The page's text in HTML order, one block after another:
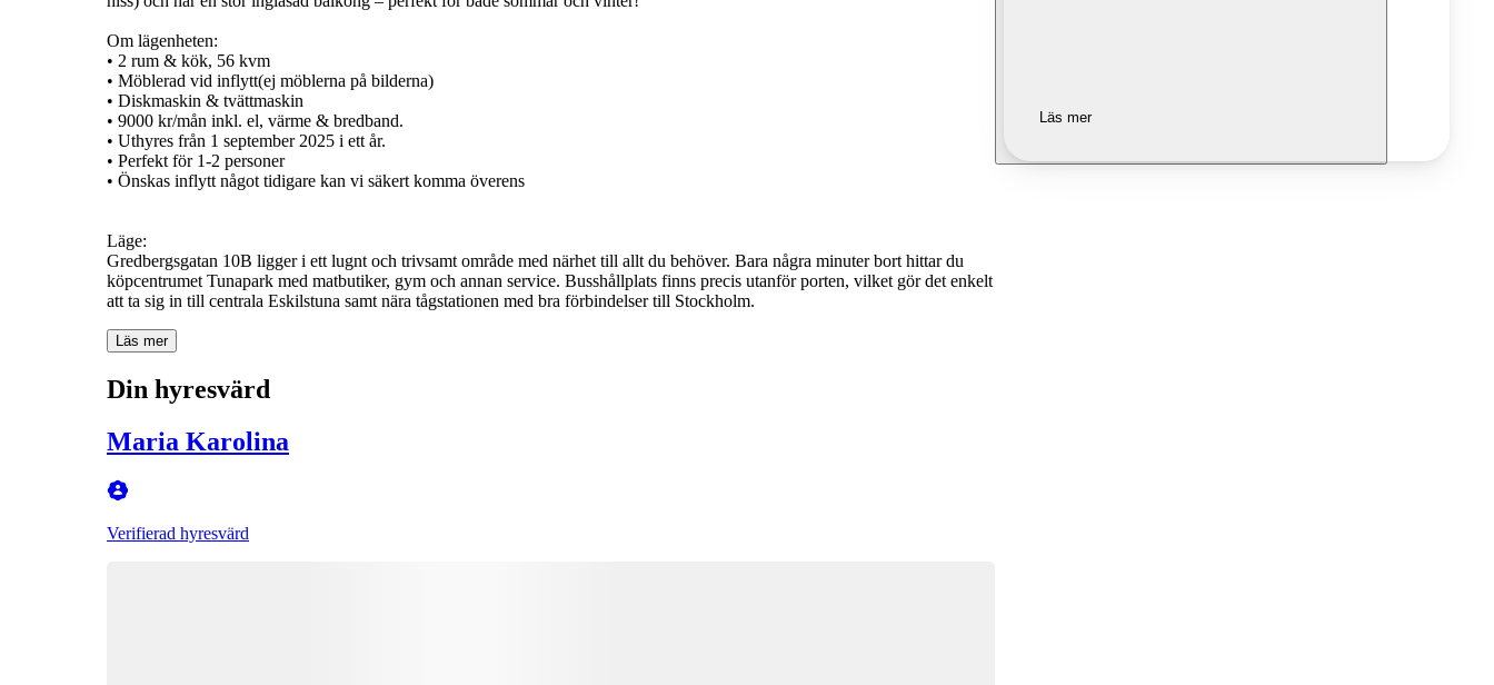
Om lägenheten:
• 2 rum & kök, 56 kvm
• Möblerad vid inflytt(ej möblerna på bilderna)
• Diskmaskin & tvättmaskin
• 9000 kr/mån inkl. el, värme & bredband.
• Uthyres från 1 september 2025 i ett år.
• Perfekt för 1-2 personer
• Önskas inflytt något tidigare kan vi säkert komma överens
Läge:
Gredbergsgatan 10B ligger i ett lugnt och trivsamt område med närhet till allt du behöver. Bara några minuter bort hittar du
köpcentrumet Tunapark med matbutiker, gym och annan service. Busshållplats finns precis utanför porten, vilket gör det enkelt
Läs mer
Din hyresvärd
Maria Karolina
Verifierad hyresvärd
Läs mer